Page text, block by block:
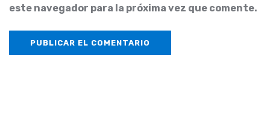
este navegador para la próxima vez que comente.